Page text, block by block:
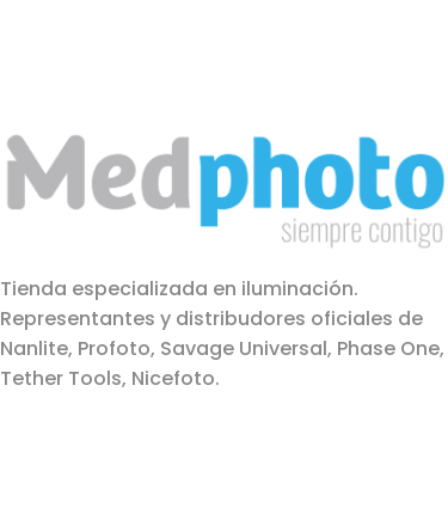
Tienda especializada en iluminación.
Representantes y distribudores oficiales de
Nanlite, Profoto, Savage Universal, Phase One,
Tether Tools, Nicefoto.